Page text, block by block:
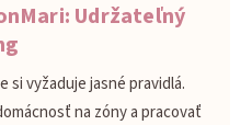
Udržateľný
si vyžaduje jasné pravidlá.
na zóny a pracovať